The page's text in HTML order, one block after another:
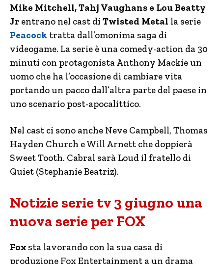
Mike Mitchell, Tahj Vaughans e Lou Beatty
Jr entrano nel cast di Twisted Metal la serie
Peacock tratta dall’omonima saga di
videogame. La serie è una comedy-action da 30
minuti con protagonista Anthony Mackie un
uomo che ha l’occasione di cambiare vita
portando un pacco dall’altra parte del paese in
uno scenario post-apocalittico.
Nel cast ci sono anche Neve Campbell, Thomas
Hayden Church e Will Arnett che doppierà
Sweet Tooth. Cabral sarà Loud il fratello di
Quiet (Stephanie Beatriz).
Notizie serie tv 3 giugno una
nuova serie per FOX
Fox sta lavorando con la sua casa di
produzione Fox Entertainment a un drama